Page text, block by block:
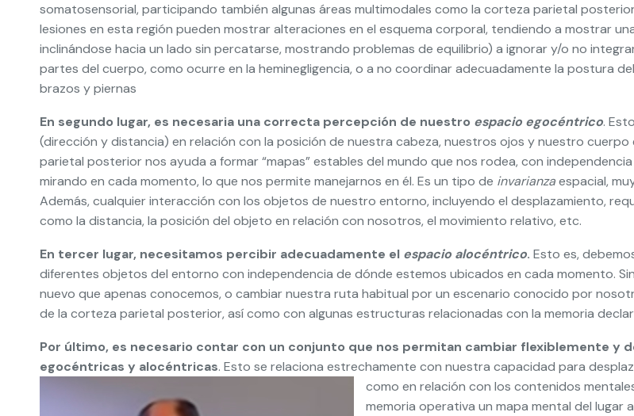
somatosensorial, participando también algunas áreas multimodales como la corteza parietal
lesiones en esta región pueden mostrar alteraciones en el esquema corporal, tendiendo a mostrar
inclinándose hacia un lado sin percatarse, mostrando problemas de equilibrio) a ignorar y/o no
partes del cuerpo, como ocurre en la heminegligencia, o a no coordinar adecuadamente la postura
brazos y piernas
En segundo lugar, es necesaria una correcta percepción de nuestro espacio egocéntrico.
(dirección y distancia) en relación con la posición de nuestra cabeza, nuestros ojos y nuestro cuerpo
parietal posterior nos ayuda a formar “mapas” estables del mundo que nos rodea, con
mirando en cada momento, lo que nos permite manejarnos en él. Es un tipo de invarianzaespacial,
Además, cualquier interacción con los objetos de nuestro entorno, incluyendo el desplazamiento,
como la distancia, la posición del objeto en relación con nosotros, el movimiento relativo, etc.
En tercer lugar, necesitamos percibir adecuadamente el espacio alocéntrico. Esto es,
diferentes objetos del entorno con independencia de dónde estemos ubicados en cada momento.
nuevo que apenas conocemos, o cambiar nuestra ruta habitual por un escenario conocido por
de la corteza parietal posterior, así como con algunas estructuras relacionadas con la memoria
Por último, es necesario contar con un conjunto que nos permitan cambiar flexiblemente
egocéntricas y alocéntricas. Esto se relaciona estrechamente con nuestra capacidad para
como en relación con los contenidos
memoria operativa un mapa mental del lugar